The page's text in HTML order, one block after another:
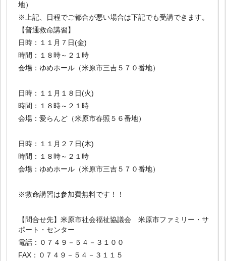
地）
※上記、日程でご都合が悪い場合は下記でも受講できます。
【普通救命講習】
日時：１１月７日(金)
時間：１８時～２１時
会場：ゆめホール（米原市三吉５７０番地）
日時：１１月１８日(火)
時間：１８時～２１時
会場：愛らんど（米原市春照５６番地）
日時：１１月２７日(木)
時間：１８時～２１時
会場：ゆめホール（米原市三吉５７０番地）
※救命講習は参加費無料です！！
【問合せ先】米原市社会福祉協議会 米原市ファミリー・サ
ポート・センター
電話：０７４９－５４－３１００
FAX：０７４９－５４－３１１５